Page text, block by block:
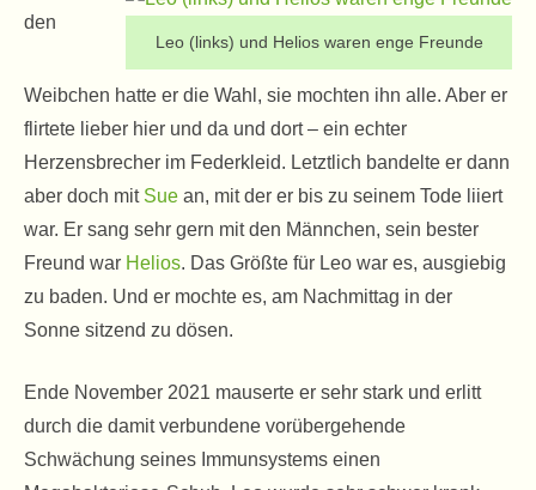
Leo (links) und Helios waren enge Freunde
den
Weibchen hatte er die Wahl, sie mochten ihn alle. Aber er
flirtete lieber hier und da und dort – ein echter
Herzensbrecher im Federkleid. Letztlich bandelte er dann
aber doch mit Sue an, mit der er bis zu seinem Tode liiert
war. Er sang sehr gern mit den Männchen, sein bester
Freund war Helios. Das Größte für Leo war es, ausgiebig
zu baden. Und er mochte es, am Nachmittag in der
Sonne sitzend zu dösen.
Ende November 2021 mauserte er sehr stark und erlitt
durch die damit verbundene vorübergehende
Schwächung seines Immunsystems einen